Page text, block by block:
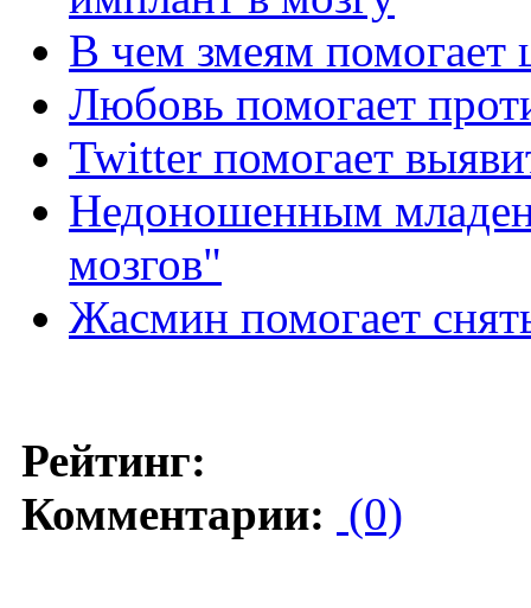
В чем змеям помогает
Любовь помогает
Twitter помогает
Недоношенным
мозгов"
Жасмин помогает
Рейтинг:
Комментарии: (0)